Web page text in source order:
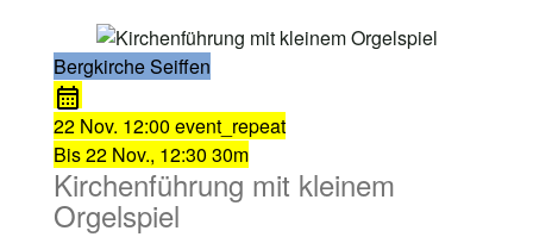
Bergkirche Seiffen
22 Nov. 12:00 event_repeat
Bis22 Nov., 12:30 30m
Kirchenführung mit kleinem
Orgelspiel